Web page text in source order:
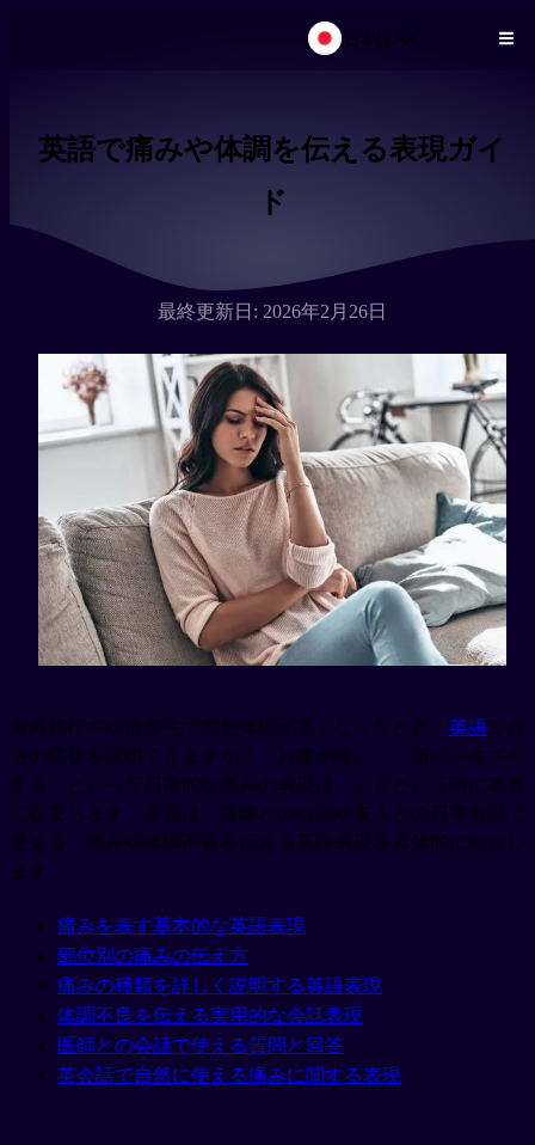
日本語
英語で痛みや体調を伝える表現ガイ
ド
最終更新日: 2026年2月26日
海外旅行中や留学先で突然体調が悪くなったとき、 英語で自
分の症状を説明できますか？「お腹が痛い」「頭がズキズキ
する」といった日常的な痛みの表現は、いざという時に本当
に役立ちます。今回は、医師との会話や友人との日常会話で
使える、痛みや体調不良を伝える英語表現を具体的に紹介し
ます。
痛みを表す基本的な英語表現
部位別の痛みの伝え方
痛みの種類を詳しく説明する英語表現
体調不良を伝える実用的な会話表現
医師との会話で使える質問と回答
英会話で自然に使える痛みに関する表現